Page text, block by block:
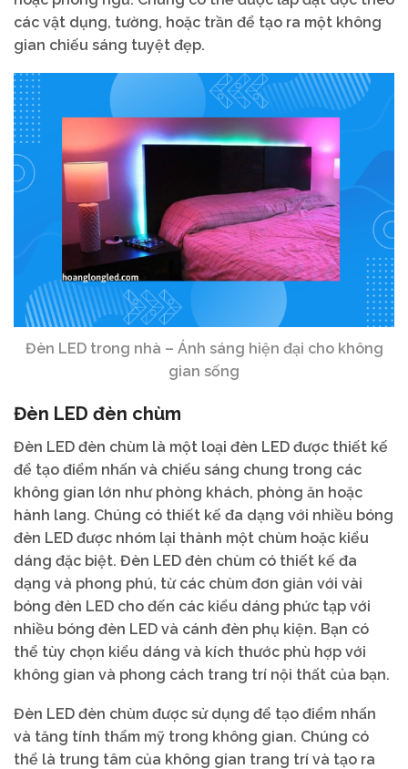
các vật dụng, tường, hoặc trần để tạo ra một không
gian chiếu sáng tuyệt đẹp.
Đèn LED trong nhà – Ánh sáng hiện đại cho không
gian sống
Đèn LED đèn chùm
Đèn LED đèn chùm là một loại đèn LED được thiết kế
để tạo điểm nhấn và chiếu sáng chung trong các
không gian lớn như phòng khách, phòng ăn hoặc
hành lang. Chúng có thiết kế đa dạng với nhiều bóng
đèn LED được nhóm lại thành một chùm hoặc kiểu
dáng đặc biệt. Đèn LED đèn chùm có thiết kế đa
dạng và phong phú, từ các chùm đơn giản với vài
bóng đèn LED cho đến các kiểu dáng phức tạp với
nhiều bóng đèn LED và cánh đèn phụ kiện. Bạn có
thể tùy chọn kiểu dáng và kích thước phù hợp với
không gian và phong cách trang trí nội thất của bạn.
Đèn LED đèn chùm được sử dụng để tạo điểm nhấn
và tăng tính thẩm mỹ trong không gian. Chúng có
thể là trung tâm của không gian trang trí và tạo ra